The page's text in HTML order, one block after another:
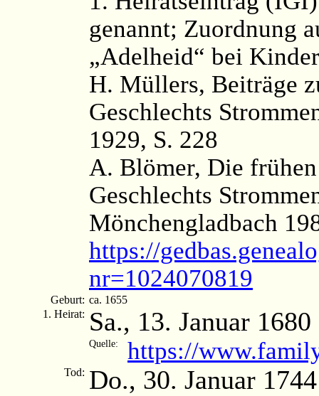
genannt; Zuordnung
„Adelheid“ bei
H. Müllers, Beiträge
Geschlechts
1929, S. 228
A. Blömer, Die
Geschlechts
Mönchengladbach
https://
nr=1024070819
Geburt: ca. 1655
1. Heirat: Sa., 13. Januar 1680
Quelle: https://
Tod: Do., 30. Januar 1744